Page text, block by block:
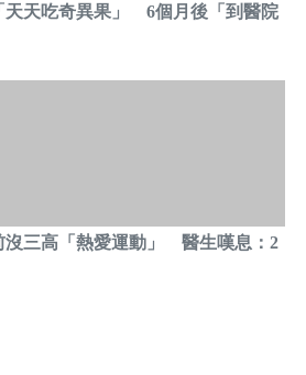
天天吃奇異果」 6個月後「到醫院
沒三高「熱愛運動」 醫生嘆息：2